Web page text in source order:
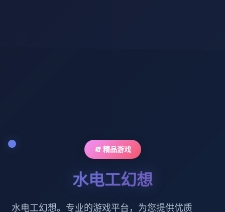
🧯 精品游戏
水电工幻想
水电工幻想。专业的游戏平台，为您提供优质